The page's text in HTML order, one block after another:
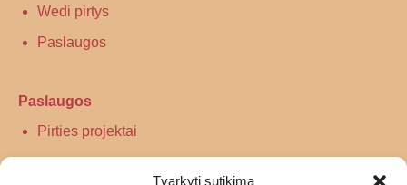
Tvarkyti sutikimą
Wedi pirtys
Paslaugos
Paslaugos
Pirties projektai